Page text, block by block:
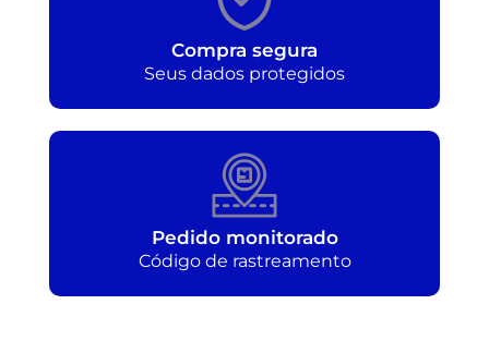
Compra segura
Seus dados protegidos
Pedido monitorado
Código de rastreamento